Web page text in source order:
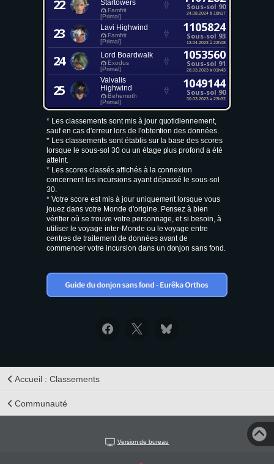
22
Startowers
Famfrit
[Primal]
Sous-sol 90
24.08.2024 à 18h17
23 Lavi Highwind
Famfrit
[Primal]
1105824
Sous-sol 93
13.04.2023 à 22h08
24 Lord Boardwalk
Exodus
[Primal]
1053560
Sous-sol 91
28.03.2023 à 01h43
25
Valvalis
Highwind
Behemoth
[Primal]
1049144
Sous-sol 90
30.03.2023 à 23h32
* Les classements sont mis à jour quotidiennement,
sauf en cas d'erreur lors de l'obtention des données.
* Les classements sont établis sur la base des scores
lorsque le sous-sol 30 ou un étage plus profond a été
atteint.
* Les scores classés affichés à la connexion
concernent les incursions ayant dépassé le sous-sol
30.
* Votre score est mis à jour uniquement lorsque vous
jouez dans votre Monde d'origine. Pensez à bien
vérifier où se trouve votre personnage, et si besoin, à
utiliser le voyage inter-Monde ou le voyage entre
centres de traitement de données avant de
commencer votre incursion dans un donjon sans fond.
Accueil : Classements
Communauté
Version de bureau